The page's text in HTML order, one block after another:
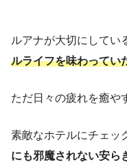
ルアナが大切にしてい
ルライフを味わってい
ただ日々の疲れを癒や
素敵なホテルにチェッ
にも邪魔されない安ら